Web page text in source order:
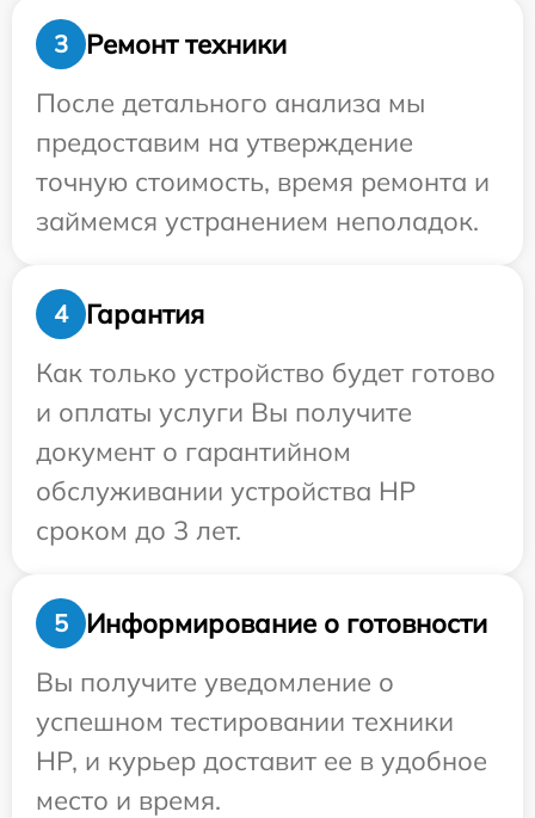
3
Ремонт техники
После детального анализа мы
предоставим на утверждение
точную стоимость, время ремонта и
займемся устранением неполадок.
4
Гарантия
Как только устройство будет готово
и оплаты услуги Вы получите
документ о гарантийном
обслуживании устройства HP
сроком до 3 лет.
5
Информирование о готовности
Вы получите уведомление о
успешном тестировании техники
HP, и курьер доставит ее в удобное
место и время.